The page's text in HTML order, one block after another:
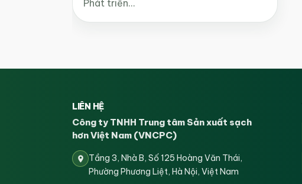
Phát triển…
LIÊN HỆ
Công ty TNHH Trung tâm Sản xuất sạch
hơn Việt Nam (VNCPC)
Tầng 3, Nhà B, Số 125 Hoàng Văn Thái,
Phường Phương Liệt, Hà Nội, Việt Nam